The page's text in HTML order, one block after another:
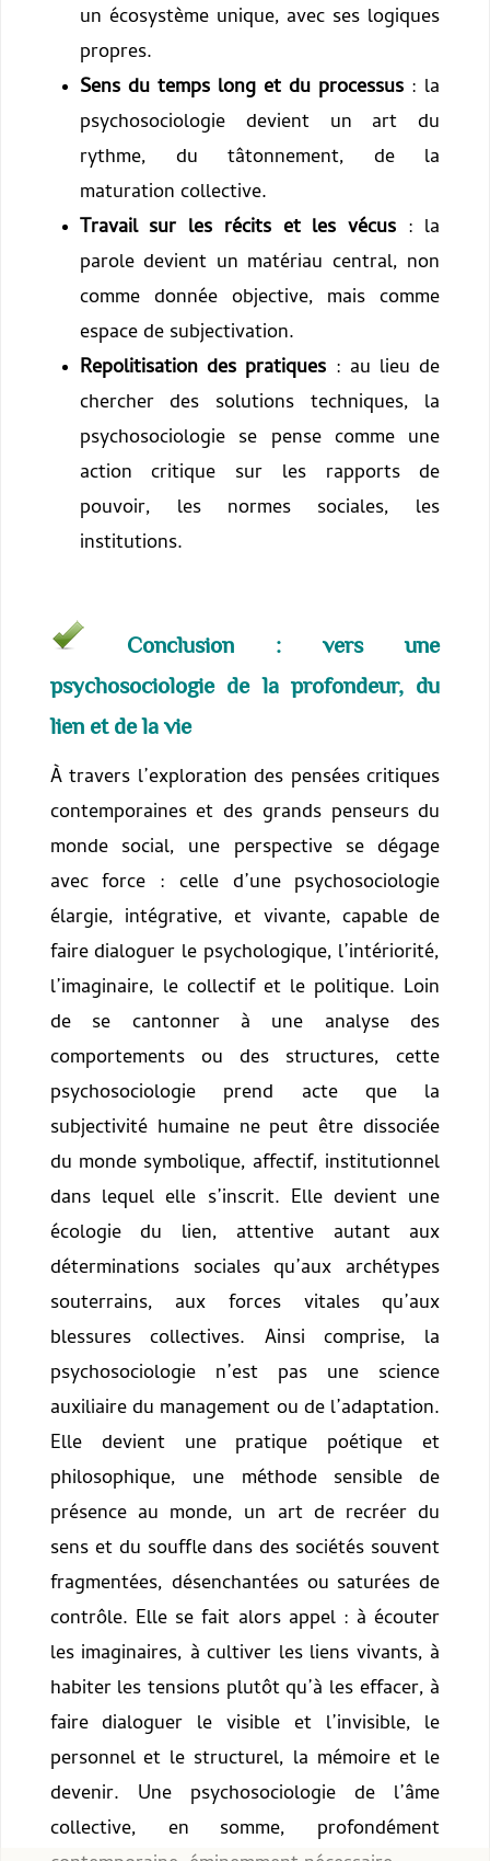
un écosystème unique, avec ses logiques
propres.
Sens du temps long et du processus : la
psychosociologie devient un art du
rythme, du tâtonnement, de la
maturation collective.
Travail sur les récits et les vécus: la
parole devient un matériau central, non
comme donnée objective, mais comme
espace de subjectivation.
Repolitisation des pratiques : au lieu de
chercher des solutions techniques, la
psychosociologie se pense comme une
action critique sur les rapports de
pouvoir, les normes sociales, les
institutions.
Conclusion : vers une
psychosociologie de la profondeur, du
lien et de la vie
À travers l’exploration des pensées critiques
contemporaines et des grands penseurs du
monde social, une perspective se dégage
avec force : celle d’une psychosociologie
élargie, intégrative, et vivante, capable de
faire dialoguer le psychologique, l’intériorité,
l’imaginaire, le collectif et le politique. Loin
de se cantonner à une analyse des
comportements ou des structures, cette
psychosociologie prend acte que la
subjectivité humaine ne peut être dissociée
du monde symbolique, affectif, institutionnel
dans lequel elle s’inscrit. Elle devient une
écologie du lien, attentive autant aux
déterminations sociales qu’aux archétypes
souterrains, aux forces vitales qu’aux
blessures collectives. Ainsi comprise, la
psychosociologie n’est pas une science
auxiliaire du management ou de l’adaptation.
Elle devient une pratique poétique et
philosophique, une méthode sensible de
présence au monde, un art de recréer du
sens et du souffle dans des sociétés souvent
fragmentées, désenchantées ou saturées de
contrôle. Elle se fait alors appel : à écouter
les imaginaires, à cultiver les liens vivants, à
habiter les tensions plutôt qu’à les effacer, à
faire dialoguer le visible et l’invisible, le
personnel et le structurel, la mémoire et le
devenir. Une psychosociologie de l’âme
collective, en somme, profondément